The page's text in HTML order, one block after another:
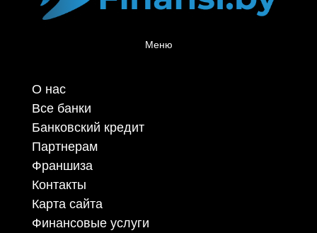
Меню
О нас
Все банки
Банковский кредит
Партнерам
Франшиза
Контакты
Карта сайта
Финансовые услуги